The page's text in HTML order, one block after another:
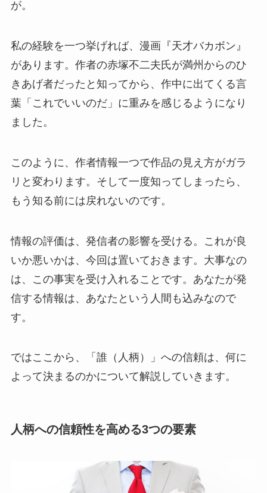
が。
私の経験を一つ挙げれば、漫画『天才バカボン』
があります。作者の赤塚不二夫氏が満州からのひ
きあげ者だったと知ってから、作中に出てくる言
葉「これでいいのだ」に重みを感じるようになり
ました。
このように、作者情報一つで作品の見え方がガラ
リと変わります。そして一度知ってしまったら、
もう知る前には戻れないのです。
情報の評価は、発信者の影響を受ける。これが良
いか悪いかは、今回は置いておきます。大事なの
は、この事実を受け入れることです。あなたが発
信する情報は、あなたという人間も込みなので
す。
ではここから、「誰（人柄）」への信頼は、何に
よって決まるのかについて解説していきます。
人柄への信頼性を高める3つの要素